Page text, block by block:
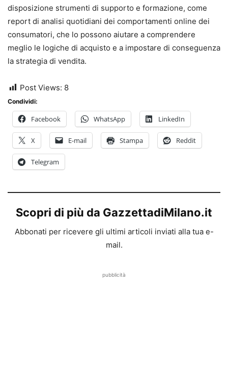
disposizione strumenti di supporto e formazione, come
report di analisi quotidiani dei comportamenti online dei
consumatori, che lo possono aiutare a comprendere
meglio le logiche di acquisto e a impostare di conseguenza
la strategia di vendita.
Post Views: 8
Condividi:
Facebook WhatsApp LinkedIn
X E-mail Stampa Reddit
Telegram
Scopri di più da GazzettadiMilano.it
Abbonati per ricevere gli ultimi articoli inviati alla tua e-
mail.
pubblicità